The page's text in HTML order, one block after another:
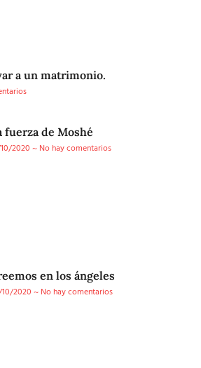
a un matrimonio.
fuerza de Moshé
2020
No hay comentarios
en los ángeles
2020
No hay comentarios